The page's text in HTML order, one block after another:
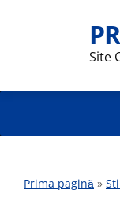
Site
Prima pagină »